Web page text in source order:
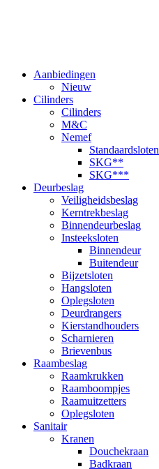
Aanbiedingen
Nieuw
Cilinders
Cilinders
M&C
Nemef
Standaardsloten
SKG**
SKG***
Deurbeslag
Veiligheidsbeslag
Kerntrekbeslag
Binnendeurbeslag
Insteeksloten
Binnendeur
Buitendeur
Bijzetsloten
Hangsloten
Oplegsloten
Deurdrangers
Kierstandhouders
Scharnieren
Brievenbus
Raambeslag
Raamkrukken
Raamboompjes
Raamuitzetters
Oplegsloten
Sanitair
Kranen
Douchekraan
Badkraan